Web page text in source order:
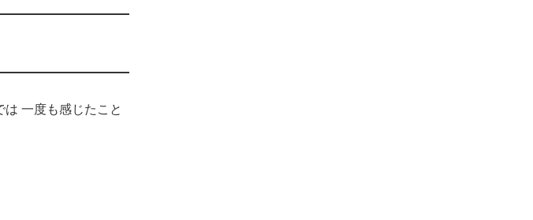
は 一度も感じたこと